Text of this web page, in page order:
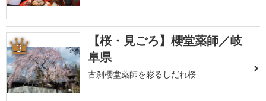
3
【桜・見ごろ】櫻堂薬師／岐
阜県
古刹櫻堂薬師を彩るしだれ桜